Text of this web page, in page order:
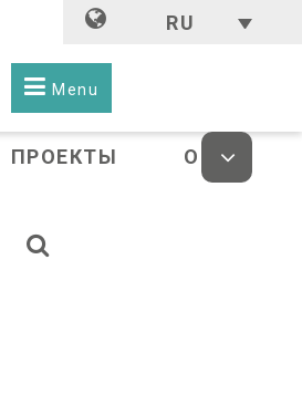
RU
Menu
ПРОЕКТЫ О НАС